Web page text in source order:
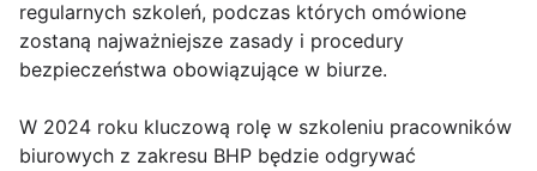
regularnych szkoleń, podczas których omówione
zostaną najważniejsze zasady i procedury
bezpieczeństwa obowiązujące w biurze.
W 2024 roku kluczową rolę w szkoleniu pracowników
biurowych z zakresu BHP będzie odgrywać